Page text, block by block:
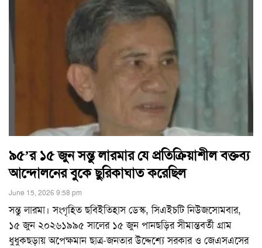
৯৫’র ১৫ জুন সন্তু লারমার যে প্রতিক্রিয়াশীল বক্তব্য
আন্দোলনের বুকে ছুরিকাঘাত করেছিল
June 15, 2026 9:58 pm
সন্তু লারমা। সংগৃহিত ছবিইতিহাস ডেস্ক, সিএইচটি নিউজসোমবার,
১৫ জুন ২০২৬১৯৯৫ সালের ১৫ জুন পানছড়ির সীমান্তবর্তী গ্রাম
ধুধুকছড়ায় অপেক্ষমান ছাত্র-জনতার উদ্দেশ্যে সরকার ও জেএসএসের